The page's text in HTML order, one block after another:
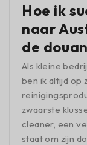
Hoe ik
naar
de
Als kleine
ben ik altijd op
zwaarste
cleaner, een
staat om zijn